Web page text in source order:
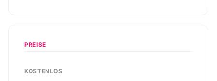
PREISE
KOSTENLOS